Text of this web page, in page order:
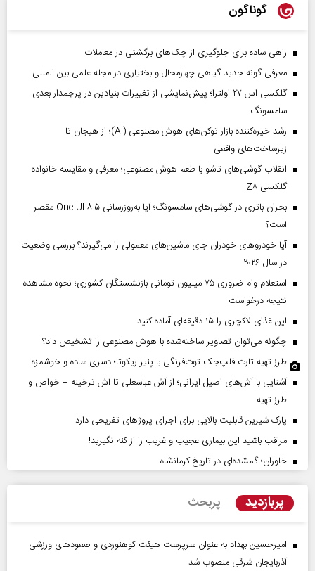
گوناگون
راهی ساده برای جلوگیری از چک‌های برگشتی در معاملات
معرفی گونه جدید گیاهی چهارمحال و بختیاری در مجله علمی بین المللی
گلکسی اس ۲۷ اولترا؛ پیش‌نمایشی از تغییرات بنیادین در پرچمدار بعدی
سامسونگ
رشد خیره‌کننده بازار توکن‌های هوش مصنوعی (AI)؛ از هیجان تا
زیرساخت‌های واقعی
انقلاب گوشی‌های تاشو‌ با طعم هوش مصنوعی؛ معرفی و مقایسه خانواده
گلکسی Z۸
بحران باتری در گوشی‌های سامسونگ؛ آیا به‌روزرسانی One UI ۸.۵ مقصر
است؟
آیا خودروهای خودران جای ماشین‌های معمولی را می‌گیرند؟ بررسی وضعیت
در سال ۲۰۲۶
استعلام وام ضروری ۷۵ میلیون تومانی بازنشستگان کشوری؛ نحوه مشاهده
نتیجه درخواست
این غذای لاکچری را ۱۵ دقیقه‌ای آماده کنید
چگونه می‌توان تصاویر ساخته‌شده با هوش مصنوعی را تشخیص داد؟
طرز تهیه تارت فلپ‌جک توت‌فرنگی با پنیر ریکوتا؛ دسری ساده و خوشمزه
آشنایی با آش‌های اصیل ایرانی؛ از آش عباسعلی تا آش ترخینه + خواص و
طرز تهیه
پارک شیرین قابلیت‌ بالایی برای اجرای پروژهای تفریحی دارد
مراقب باشید این بیماری عجیب و غریب را از کنه نگیرید!
خاوران؛ گمشده‌ای در تاریخ کرمانشاه
پربازدید پربحث
امیرحسین بهداد به عنوان سرپرست هیئت کوهنوردی و صعودهای ورزشی
آذربایجان شرقی منصوب شد